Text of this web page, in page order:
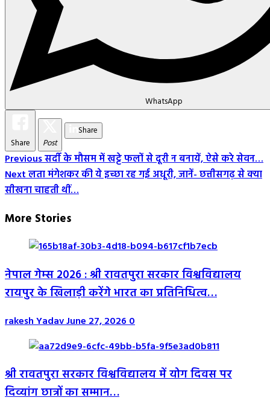
WhatsApp
Share Post
Share
Post
Navigation
Previousसर्दी के मौसम में खट्टे फलों से दूरी न बनायें, ऐसे करे सेवन…
Nextलता मंगेशकर की ये इच्छा रह गई अधूरी, जानें- छत्तीसगढ़ से क्या
सीखना चाहती थीं…
More Stories
नेपाल गेम्स 2026 : श्री रावतपुरा सरकार विश्वविद्यालय
रायपुर के खिलाड़ी करेंगे भारत का प्रतिनिधित्व…
rakesh YadavJune 27, 20260
श्री रावतपुरा सरकार विश्वविद्यालय में योग दिवस पर
दिव्यांग छात्रों का सम्मान…